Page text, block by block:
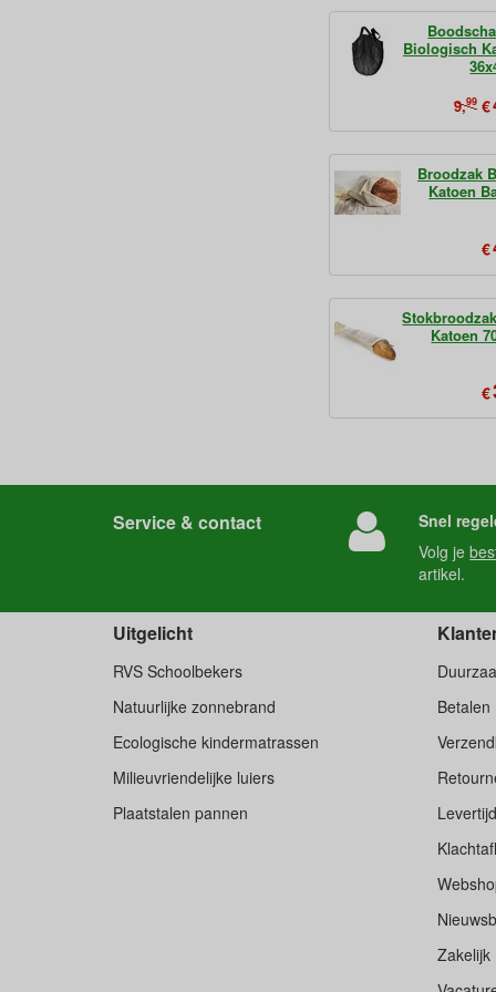
Biologisch
9,99 €
Broodzak
Katoen
€
Katoen
€
Service & contact
Snel
Volg je
artikel.
Betalen
Levertijd
Zakelijk
Uitgelicht
RVS Schoolbekers
Natuurlijke zonnebrand
Ecologische kindermatrassen
Milieuvriendelijke luiers
Plaatstalen pannen